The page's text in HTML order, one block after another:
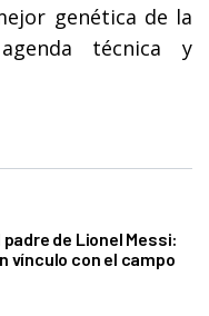
genética de la
técnica y
de Lionel Messi:
vínculo con el campo